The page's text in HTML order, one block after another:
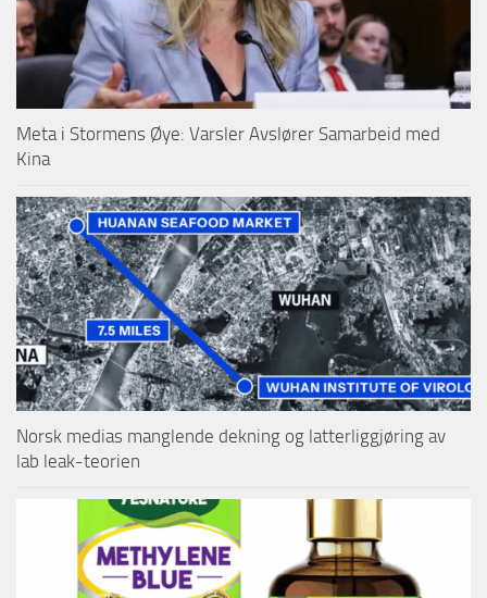
Meta i Stormens Øye: Varsler Avslører Samarbeid med
Kina
Norsk medias manglende dekning og latterliggjøring av
lab leak-teorien